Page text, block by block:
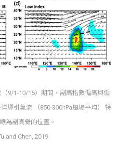
9/1-10/15）期間，副高指數偏高與偏
導引氣流 （850-300hPa風場平均） 特
為副高脊的位置。
and Chen, 2019